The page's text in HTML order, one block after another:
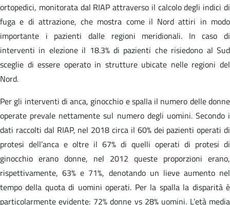
ortopedici, monitorata dal RIAP attraverso il calcolo degli indici di
fuga e di attrazione, che mostra come il Nord attiri in modo
importante i pazienti dalle regioni meridionali. In caso di
interventi in elezione il 18.3% di pazienti che risiedono al Sud
sceglie di essere operato in strutture ubicate nelle regioni del
Nord.
Per gli interventi di anca, ginocchio e spalla il numero delle donne
operate prevale nettamente sul numero degli uomini. Secondo i
dati raccolti dal RIAP, nel 2018 circa il 60% dei pazienti operati di
protesi dell’anca e oltre il 67% di quelli operati di protesi di
ginocchio erano donne, nel 2012 queste proporzioni erano,
rispettivamente, 63% e 71%, denotando un lieve aumento nel
tempo della quota di uomini operati. Per la spalla la disparità è
particolarmente evidente: 72% donne vs 28% uomini. L’età media